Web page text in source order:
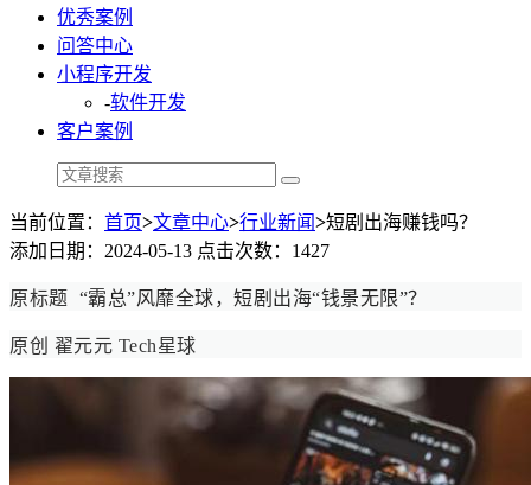
优秀案例
问答中心
小程序开发
-软件开发
客户案例
当前位置： 首页>文章中心>行业新闻>短剧出海赚钱吗？
添加日期：2024-05-13 点击次数：1427
原标题 “霸总”风靡全球，短剧出海“钱景无限”？
原创 翟元元 Tech星球